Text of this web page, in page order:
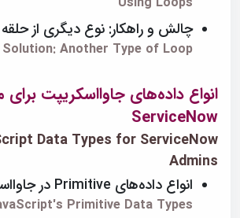
چالش و راهکار: نوع دیگری از حلقه
Solution: Another Type of Loop
انواع داده‌های جاوااسکریپت برای
ServiceNow
Data Types for ServiceNow
Admins
انواع داده‌های Primitive در جاوااسکریپت
Primitive Data Types